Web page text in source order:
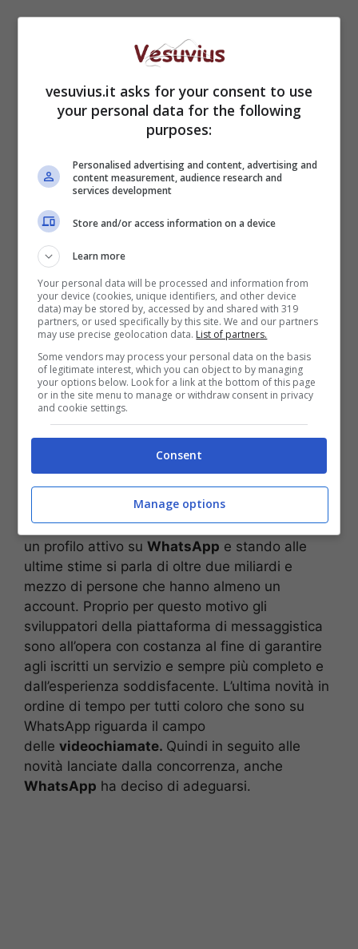
WhatsApp, nuova
funzione per le
videochiamate: cambia
tutto!
Le ultime novità in arrivo sull’applicazione di Menlo Park (Via
Screenshot)
Sono tantissimi gli utenti al mondo che hanno
un profilo attivo su WhatsApp e stando alle
ultime stime si parla di oltre due miliardi e
mezzo di persone che hanno almeno un
account. Proprio per questo motivo gli
sviluppatori della piattaforma di messaggistica
sono all’opera con costanza al fine di garantire
agli iscritti un servizio e sempre più completo e
dall’esperienza soddisfacente. L’ultima novità in
ordine di tempo per tutti coloro che sono su
WhatsApp riguarda il campo
delle videochiamate. Quindi in seguito alle
novità lanciate dalla concorrenza, anche
WhatsApp ha deciso di adeguarsi.
vesuvius.it asks for your consent to use
your personal data for the following
purposes:
Personalised advertising and content, advertising and
content measurement, audience research and
services development
Store and/or access information on a device
Learn more
Your personal data will be processed and information from
your device (cookies, unique identifiers, and other device
data) may be stored by, accessed by and shared with 319
partners, or used specifically by this site. We and our partners
may use precise geolocation data. List of partners.
Some vendors may process your personal data on the basis
of legitimate interest, which you can object to by managing
your options below. Look for a link at the bottom of this page
or in the site menu to manage or withdraw consent in privacy
and cookie settings.
Consent
Manage options